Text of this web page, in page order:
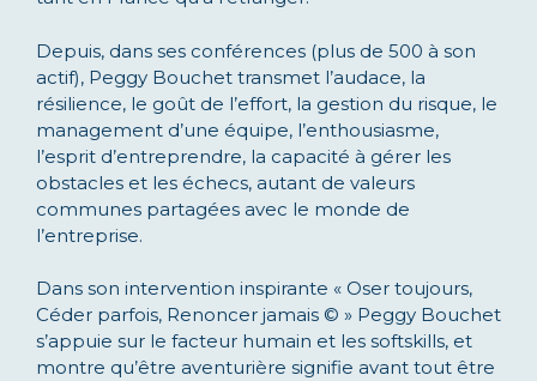
Depuis, dans ses conférences (plus de 500 à son
actif), Peggy Bouchet transmet l’audace, la
résilience, le goût de l’effort, la gestion du risque, le
management d’une équipe, l’enthousiasme,
l’esprit d’entreprendre, la capacité à gérer les
obstacles et les échecs, autant de valeurs
communes partagées avec le monde de
l’entreprise.
Dans son intervention inspirante « Oser toujours,
Céder parfois, Renoncer jamais © » Peggy Bouchet
s’appuie sur le facteur humain et les softskills, et
montre qu’être aventurière signifie avant tout être